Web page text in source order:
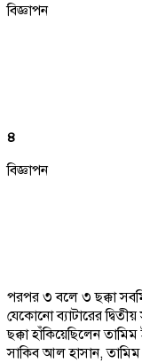
বিজ্ঞাপন
৪
বিজ্ঞাপন
পরপর ৩ বলে ৩ ছক্কা
যেকোনো ব্যাটারের
ছক্কা হাঁকিয়েছিলেন
সাকিব আল হাসান,